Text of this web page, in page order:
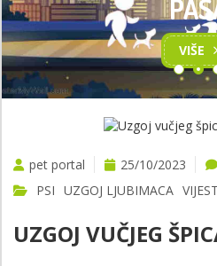
VIŠE
pet portal 25/10/2023
PSI UZGOJ LJUBIMACA
UZGOJ VUČJEG